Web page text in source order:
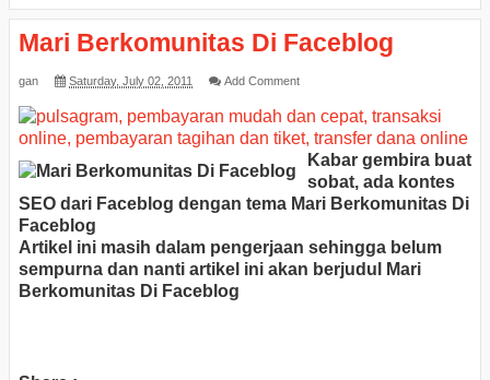
Mari Berkomunitas Di Faceblog
gan Saturday, July 02, 2011 Add Comment
Kabar gembira buat
sobat, ada kontes
SEO dari Faceblog dengan tema Mari Berkomunitas Di
Faceblog
Artikel ini masih dalam pengerjaan sehingga belum
sempurna dan nanti artikel ini akan berjudul
Mari
Berkomunitas Di Faceblog